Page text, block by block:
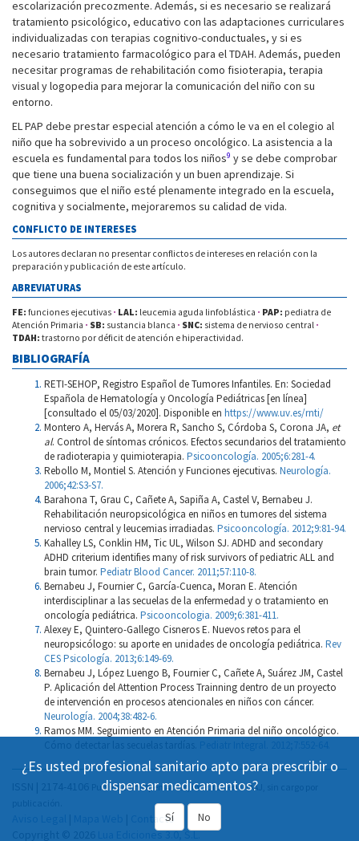
escolarización precozmente. Además, si es necesario se realizará
tratamiento psicológico, educativo con las adaptaciones curriculares
individualizadas con terapias cognitivo-conductuales, y si es
necesario tratamiento farmacológico para el TDAH. Además, pueden
necesitar programas de rehabilitación como fisioterapia, terapia
visual y logopedia para mejorar la comunicación del niño con su
entorno.
EL PAP debe prestar especial atención a cómo le va en el colegio al
niño que ha sobrevivido a un proceso oncológico. La asistencia a la
escuela es fundamental para todos los niños9 y se debe comprobar
que tiene una buena socialización y un buen aprendizaje. Si
conseguimos que el niño esté plenamente integrado en la escuela,
cognitiva y socialmente, mejoraremos su calidad de vida.
CONFLICTO DE INTERESES
Los autores declaran no presentar conflictos de intereses en relación con la
preparación y publicación de este artículo.
ABREVIATURAS
FE: funciones ejecutivas · LAL: leucemia aguda linfoblástica · PAP: pediatra de
Atención Primaria · SB: sustancia blanca · SNC: sistema de nervioso central ·
TDAH: trastorno por déficit de atención e hiperactividad.
BIBLIOGRAFÍA
RETI-SEHOP, Registro Español de Tumores Infantiles. En: Sociedad
Española de Hematología y Oncología Pediátricas [en línea]
[consultado el 05/03/2020]. Disponible en https://www.uv.es/rnti/
Montero A, Hervás A, Morera R, Sancho S, Córdoba S, Corona JA, et
al. Control de síntomas crónicos. Efectos secundarios del tratamiento
de radioterapia y quimioterapia. Psicooncología. 2005;6:281-4.
Rebollo M, Montiel S. Atención y Funciones ejecutivas. Neurología.
2006;42:S3-S7.
Barahona T, Grau C, Cañete A, Sapiña A, Castel V, Bernabeu J.
Rehabilitación neuropsicológica en niños en tumores del sistema
nervioso central y leucemias irradiadas. Psicooncología. 2012;9:81-94.
Kahalley LS, Conklin HM, Tic UL, Wilson SJ. ADHD and secondary
ADHD criterium identifies many of risk survivors of pediatric ALL and
brain tumor. Pediatr Blood Cancer. 2011;57:110-8.
Bernabeu J, Fournier C, García-Cuenca, Moran E. Atención
interdisciplinar a las secuelas de la enfermedad y o tratamiento en
oncología pediátrica. Psicooncologia. 2009;6:381-411.
Alexey E, Quintero-Gallego Cisneros E. Nuevos retos para el
neuropsicólogo: su aporte en unidades de oncología pediátrica. Rev
CES Psicología. 2013;6:149-69.
Bernabeu J, López Luengo B, Fournier C, Cañete A, Suárez JM, Castel
P. Aplicación del Attention Process Trainning dentro de un proyecto
de intervención en procesos atencionales en niños con cáncer.
Neurología. 2004;38:482-6.
Ramos MM. Seguimiento en Atención Primaria del niño oncológico.
¿Es usted profesional sanitario apto para prescribir o
dispensar medicamentos?
Sí No
Publicación Open Acess, incluida en DOAJ, sin cargo por
Contacto
Lua Ediciones 3.0, S.L.